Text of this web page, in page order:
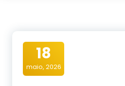
18
maio, 2026